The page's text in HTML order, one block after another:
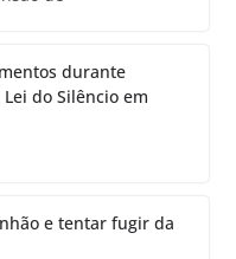
durante
do Silêncio em
e tentar fugir da